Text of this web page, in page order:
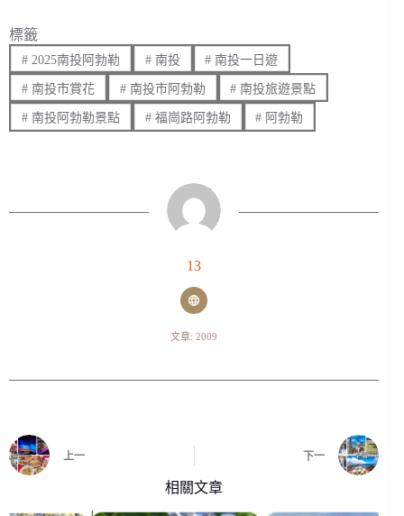
標籤
#2025南投阿勃勒 #南投 # 南投一日遊
#南投市賞花 #南投市阿勃勒 # 南投旅遊景點
#南投阿勃勒景點 #福崗路阿勃勒 # 阿勃勒
13
文章: 2009
上一 下一
相關文章